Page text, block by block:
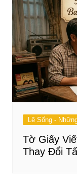
Lẽ Sống -
Tờ Giấy
Thay Đổi